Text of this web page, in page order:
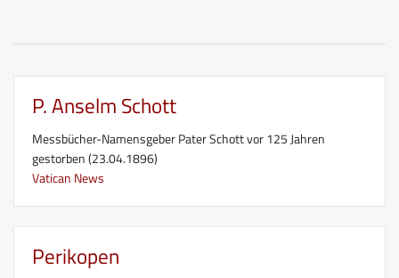
P. Anselm Schott
Messbücher-Namensgeber Pater Schott vor 125 Jahren
gestorben (23.04.1896)
Vatican News
Perikopen